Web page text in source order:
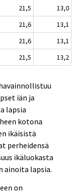
21,5
13,0
21,6
13,1
21,6
13,1
21,5 13,2
iän ja
lapsia
kotona
ikäisistä
perheidensä
ikäluokasta
ainoita lapsia.
on